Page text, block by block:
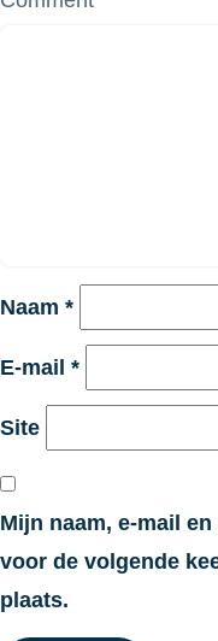
Naam *
E-mail *
Site
Mijn naam, e-mail
voor de volgende
plaats.